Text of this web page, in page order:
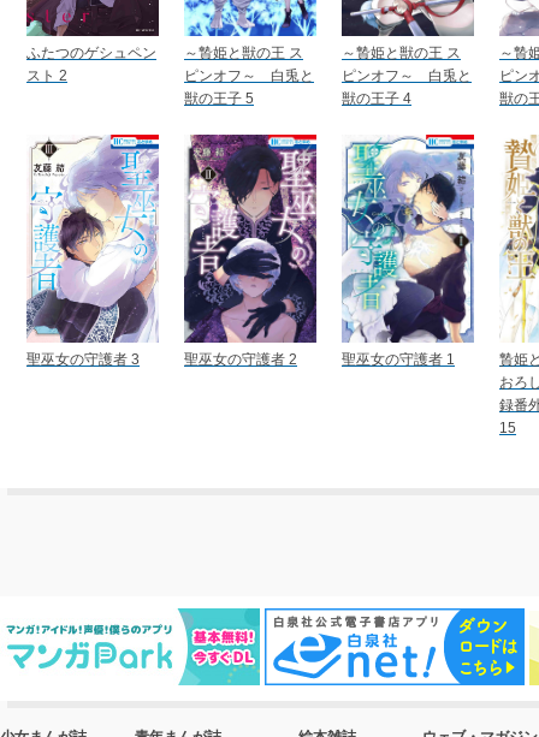
ふたつのゲシュペン
スト 2
～贄姫と獣の王 ス
ピンオフ～ 白兎と
獣の王子 5
～贄姫と獣の王 ス
ピンオフ～ 白兎と
獣の王子 4
～贄
ピン
獣の
聖巫女の守護者 3 聖巫女の守護者 2 聖巫女の守護者 1
贄姫
おろ
録番
15